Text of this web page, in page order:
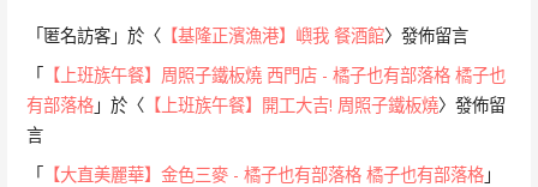
「匿名訪客 」於〈 【基隆正濱漁港】嶼我 餐酒館〉發佈留言
「 【上班族午餐】周照子鐵板燒 西門店 - 橘子也有部落格 橘子也
有部落格 」於〈 【上班族午餐】開工大吉! 周照子鐵板燒〉發佈留
言
「 【大直美麗華】金色三麥 - 橘子也有部落格 橘子也有部落格 」